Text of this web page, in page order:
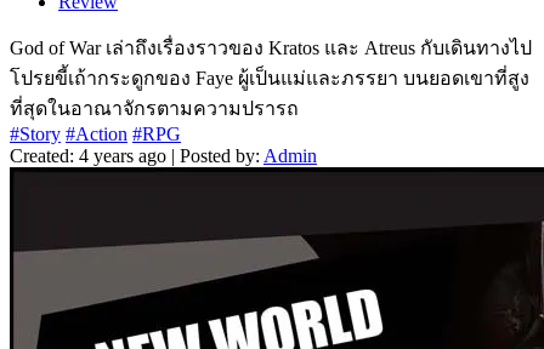
God of War เล่าถึงเรื่องราวของ Kratos และ Atreus กับเดินทางไป
โปรยขี้เถ้ากระดูกของ Faye ผู้เป็นแม่และภรรยา บนยอดเขาที่สูง
ที่สุดในอาณาจักรตามความปรารถ
#Story #Action #RPG
Created: 4 years ago | Posted by: Admin